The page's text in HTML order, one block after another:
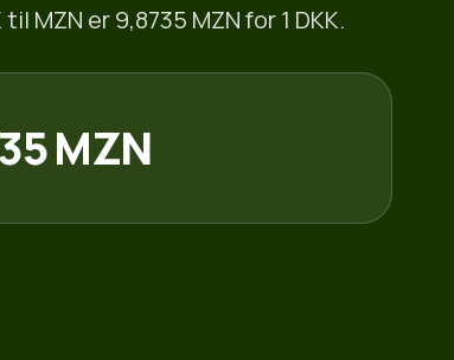
MZN er 9,8735 MZN for 1 DKK.
MZN